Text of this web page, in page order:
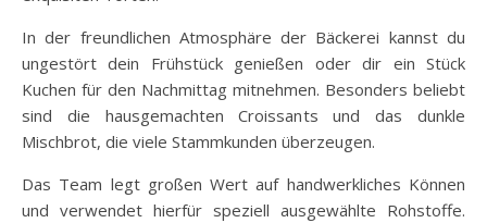
In der freundlichen Atmosphäre der Bäckerei kannst du
ungestört dein Frühstück genießen oder dir ein Stück
Kuchen für den Nachmittag mitnehmen. Besonders beliebt
sind die hausgemachten Croissants und das dunkle
Mischbrot, die viele Stammkunden überzeugen.
Das Team legt großen Wert auf handwerkliches Können
und verwendet hierfür speziell ausgewählte Rohstoffe.